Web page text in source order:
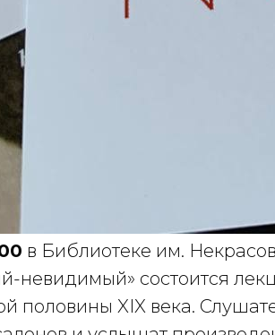
в Библиотеке им.
невидимый» состоится
половины XIX века.